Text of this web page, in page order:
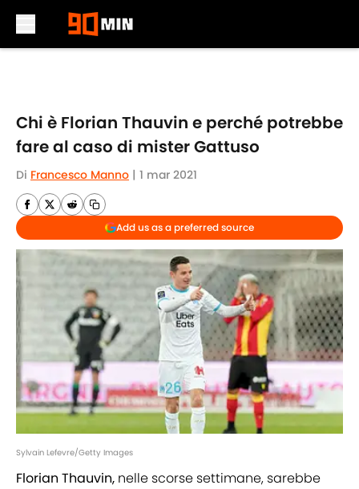
Chi è Florian Thauvin e perché potrebbe
fare al caso di mister Gattuso
Di Francesco Manno | 1 mar 2021
Add us as a preferred source
Sylvain Lefevre/Getty Images
Florian Thauvin, nelle scorse settimane, sarebbe